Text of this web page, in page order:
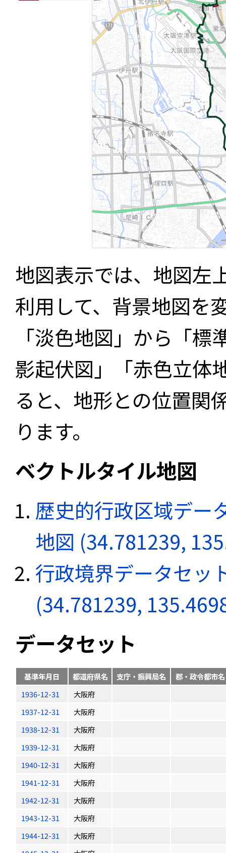
地図表示では、地図左
利用して、背景地図を
「淡色地図」から「
影起伏図」「赤色立体
ると、地形との位置関
ります。
ベクトルタイル地図
歴史的行政区域デー
地図 (34.781239,
行政境界データセッ
(34.781239,
データセット
基準年月日 都道府県名 支庁・振興局名
郡・政令都市名
1936-12-31
大阪府
1937-12-31
大阪府
1938-12-31
大阪府
1939-12-31
大阪府
1940-12-31
大阪府
1941-12-31
大阪府
1942-12-31
大阪府
1943-12-31
大阪府
1944-12-31
大阪府